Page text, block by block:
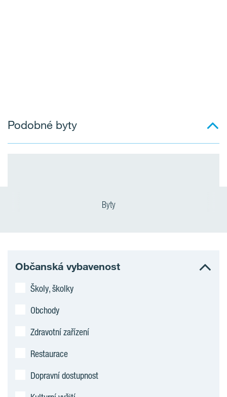
Podobné byty
Byty
Občanská vybavenost
Školy, školky
Obchody
Zdravotní zařízení
Restaurace
Dopravní dostupnost